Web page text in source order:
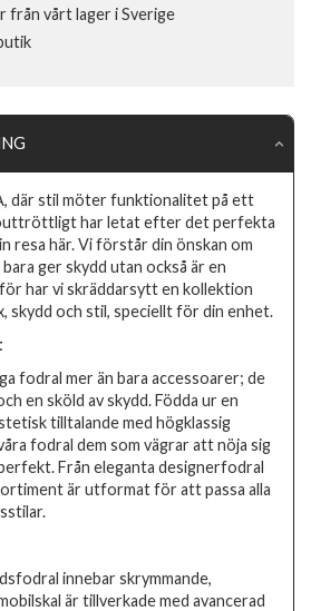
från vårt lager i Sverige
där stil möter funktionalitet på ett
har letat efter det perfekta
resa här. Vi förstår din önskan om
ger skydd utan också är en
har vi skräddarsytt en kollektion
skydd och stil, speciellt för din enhet.
fodral mer än bara accessoarer; de
en sköld av skydd. Födda ur en
tilltalande med högklassig
fodral dem som vägrar att nöja sig
Från eleganta designerfodral
är utformat för att passa alla
innebar skrymmande,
är tillverkade med avancerad